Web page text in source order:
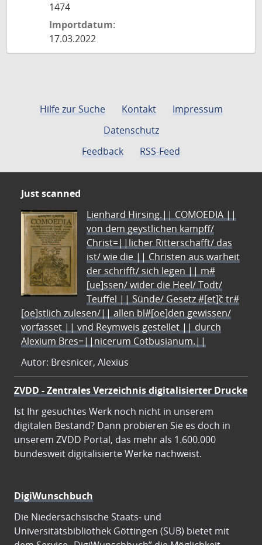
1474
Importdatum:
17.03.2022
Hilfe zur Suche Kontakt
Impressum
Datenschutz
Feedback
RSS-Feed
Just scanned
Lienhard Hirsing.|| COMOEDIA ||
von dem geystlichen kampff/
Christ=||licher Ritterschafft/ das
ist/ wie die || Christen aus warheit
der schrifft/ sich legen || m#
[ue]ssen/ wider die Heel/ Todt/
Teuffel || Sünde/ Gesetz #[et]c̃ tr#
[oe]stlich zulesen/|| allen bl#[oe]den gewissen/
vorfasset || vnd Reymweis gestellet || durch
Alexium Bres=||nicerum Cotbusianum.||
Autor: Bresnicer, Alexius
ZVDD - Zentrales Verzeichnis digitalisierter Drucke
Ist Ihr gesuchtes Werk noch nicht in unserem
digitalen Bestand? Dann probieren Sie es doch in
unserem ZVDD Portal, das mehr als 1.600.000
bundesweit digitalisierte Werke nachweist.
DigiWunschbuch
Die Niedersächsische Staats- und
Universitätsbibliothek Göttingen (SUB) bietet mit